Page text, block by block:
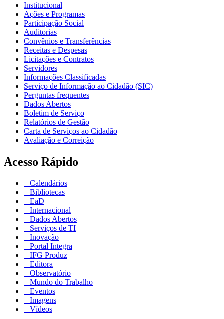
Institucional
Ações e Programas
Participação Social
Auditorias
Convênios e Transferências
Receitas e Despesas
Licitações e Contratos
Servidores
Informações Classificadas
Serviço de Informação ao Cidadão (SIC)
Perguntas frequentes
Dados Abertos
Boletim de Serviço
Relatórios de Gestão
Carta de Serviços ao Cidadão
Avaliação e Correição
Acesso Rápido
Calendários
Bibliotecas
EaD
Internacional
Dados Abertos
Serviços de TI
Inovação
Portal Integra
IFG Produz
Editora
Observatório
Mundo do Trabalho
Eventos
Imagens
Vídeos